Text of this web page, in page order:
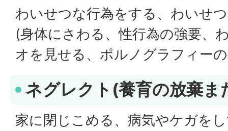
わいせつな行為をする、わいせ
(身体にさわる、性行為の強要、
オを見せる、ポルノグラフィー
ネグレクト(養育の放棄ま
家に閉じこめる、病気やケガを